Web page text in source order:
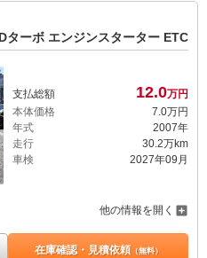
ターボ エンジンスターター ETC
支払総額 12.0万円
本体価格
7.0万円
年式
2007年
走行
30.2万km
車検
2027年09月
他の情報を開く
在庫確認・見積依頼（無料）